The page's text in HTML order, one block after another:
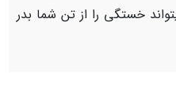
خستگی را از تن شما بدر